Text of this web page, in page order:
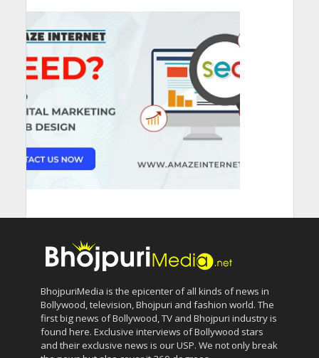
BhojpuriMedia is the epicenter of all kinds of news in
Bollywood, television, Bhojpuri and fashion world. The
first big news of Bollywood, TV and Bhojpuri industry is
found here. Exclusive interviews of Bollywood stars
and their exclusive news is our USP. We not only break